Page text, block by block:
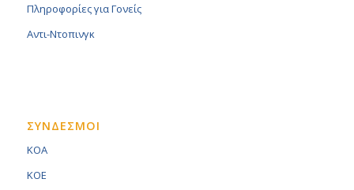
Πληροφορίες για Γονείς
Αντι-Ντοπινγκ
ΣΥΝΔΕΣΜΟΙ
KOA
KOE